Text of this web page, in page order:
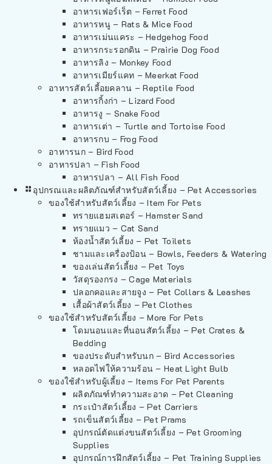
อาหารเฟอร์เร็ต – Ferret Food
อาหารหนู – Rats & Mice Food
อาหารเม่นแคระ – Hedgehog Food
อาหารกระรอกดิน – Prairie Dog Food
อาหารลิง – Monkey Food
อาหารเมียร์แคท – Meerkat Food
อาหารสัตว์เลี้อยคลาน – Reptile Food
อาหารกิ้งก่า – Lizard Food
อาหารงู – Snake Food
อาหารเต่า – Turtle and Tortoise Food
อาหารกบ – Frog Food
อาหารนก – Bird Food
อาหารปลา – Fish Food
อาหารปลา – All Fish Food
อุปกรณและผลิตภัณฑ์สำหรับสัตว์เลี้ยง – Pet Accessories
ของใช้สำหรับสัตว์เลี้ยง – Item For Pets
ทรายแฮมสเตอร์ – Hamster Sand
ทรายแมว – Cat Sand
ห้องน้ำสัตว์เลี้ยง – Pet Toilets
ชามและเครื่องป้อน – Bowls, Feeders & Watering
ของเล่นสัตว์เลี้ยง – Pet Toys
วัสดุรองกรง – Cage Materials
ปลอกคอและสายจูง – Pet Collars & Leashes
เสื้อผ้าสัตว์เลี้ยง – Pet Clothes
ของใช้สำหรับสัตว์เลี้ยง – More For Pets
โดมนอนและที่นอนสัตว์เลี้ยง – Pet Crates &
Bedding
ของประดับสำหรับนก – Bird Accessories
หลอดไฟให้ความร้อน – Heat Light Bulb
ของใช้สำหรับผู้เลี้ยง – Items For Pet Parents
ผลิตภัณฑ์ทำความสะอาด – Pet Cleaning
กระเป๋าสัตว์เลี้ยง – Pet Carriers
รถเข็นสัตว์เลี้ยง – Pet Prams
อุปกรณ์ตัดแต่งขนสัตว์เลี้ยง – Pet Grooming
Supplies
อุปกรณ์การฝึกสัตว์เลี้ยง – Pet Training Supplies